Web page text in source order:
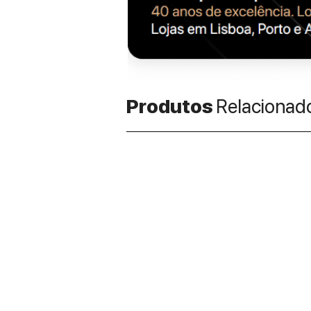
Produtos